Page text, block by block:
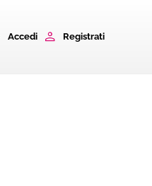
Accedi Registrati